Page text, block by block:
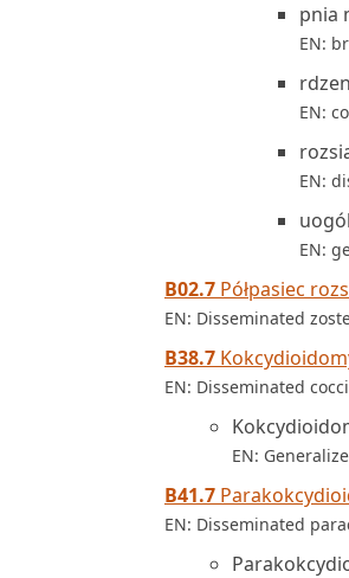
pnia
EN:
EN:
EN:
EN:
B02.7 Półpasiec
EN: Disseminated
B38.7
EN: Disseminated
EN:
B41.7
EN: Disseminated